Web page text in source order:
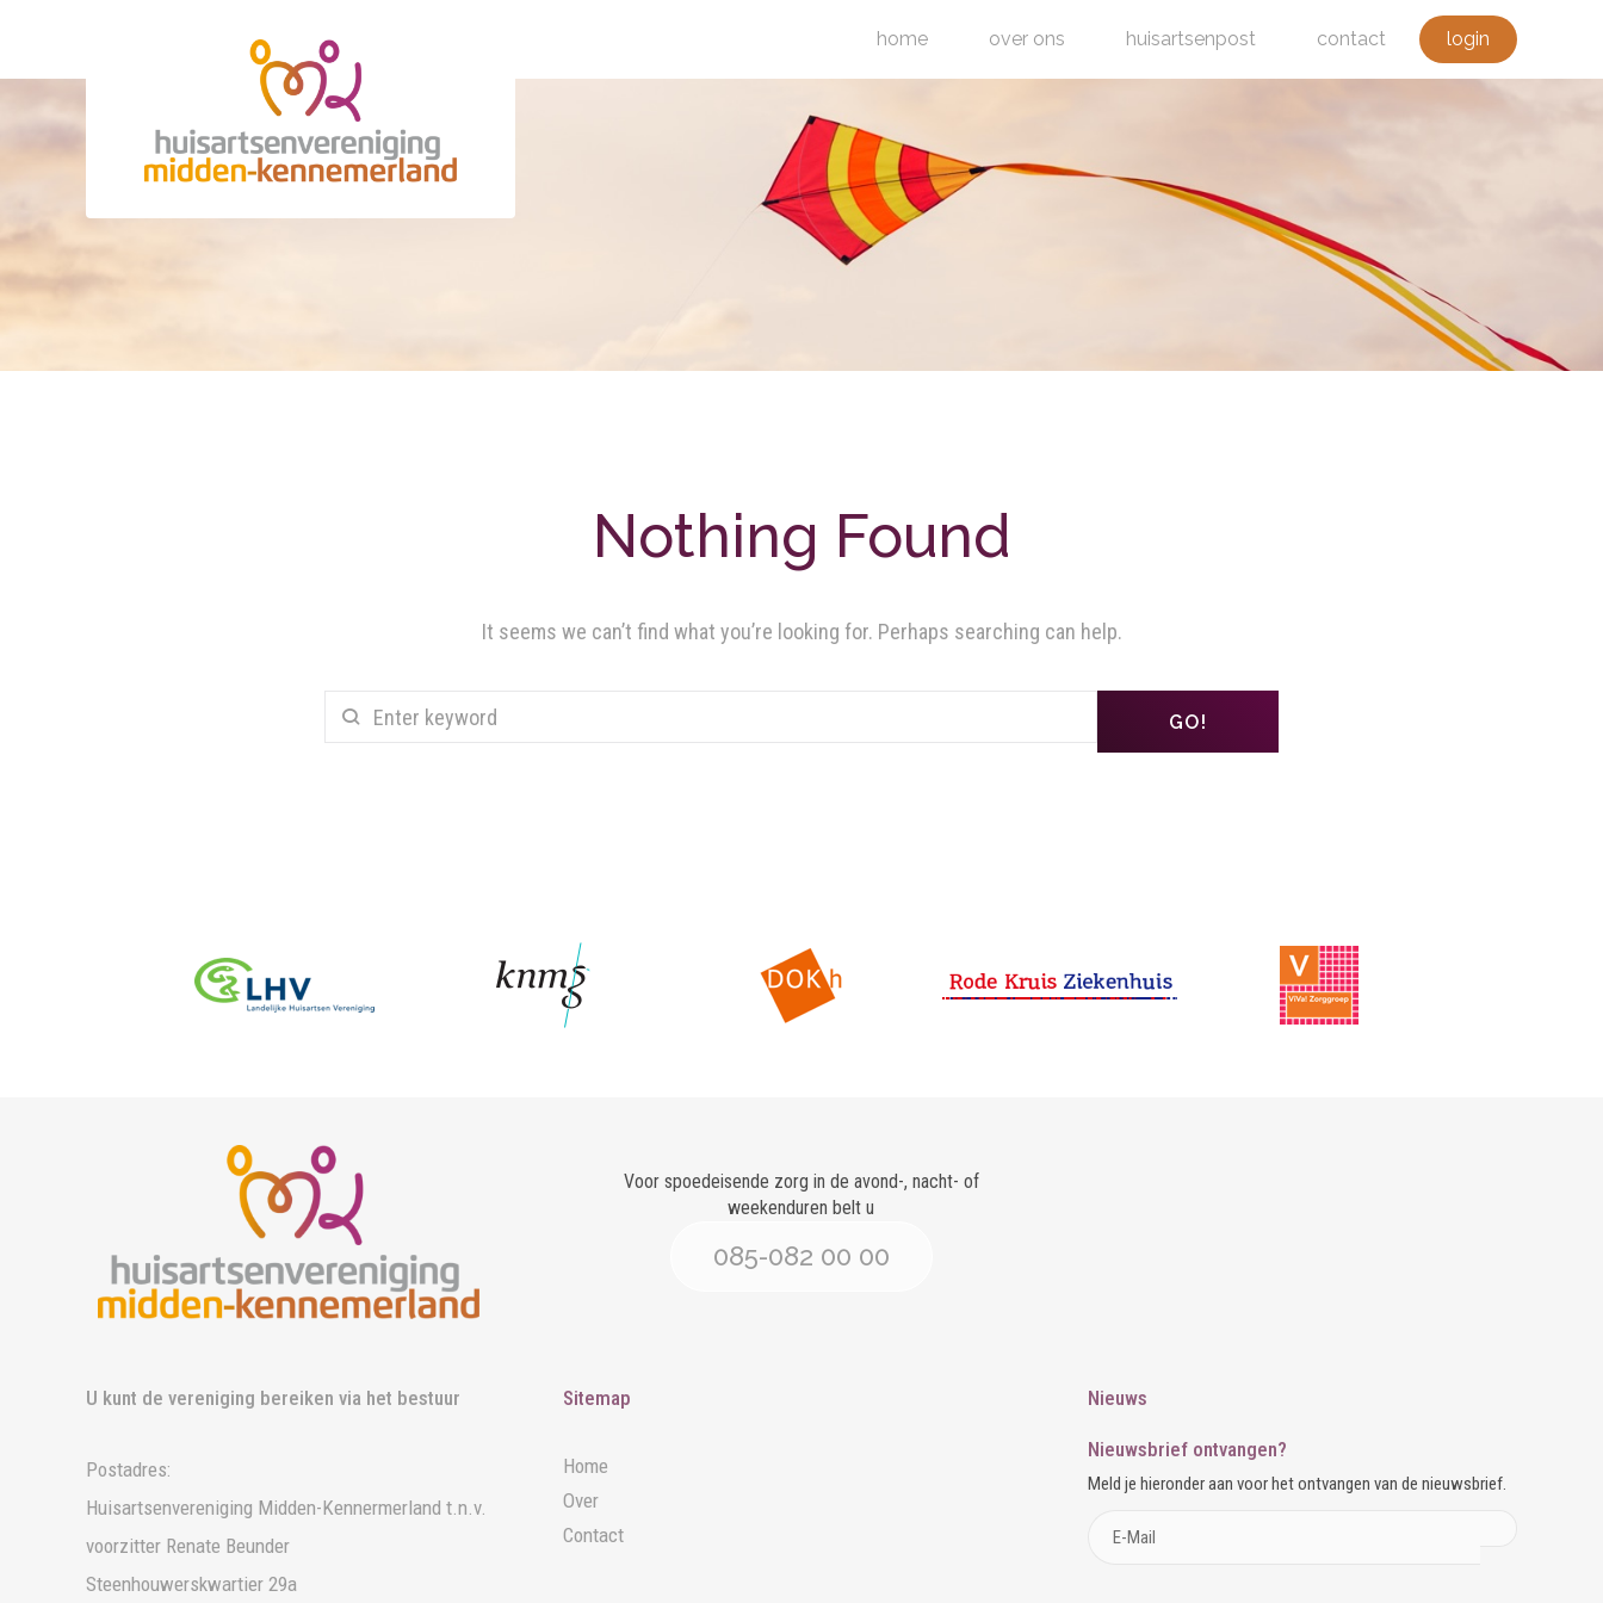
home over ons huisartsenpost contact login
Nothing Found
It seems we can’t find what you’re looking for. Perhaps searching can help.
GO!
Voor spoedeisende zorg in de avond-, nacht- of
weekenduren belt u
085-082 00 00
U kunt de vereniging bereiken via het bestuur
Postadres:
Huisartsenvereniging Midden-Kennermerland t.n.v.
voorzitter Renate Beunder
Steenhouwerskwartier 29a
Sitemap
Home
Over
Contact
Nieuws
Nieuwsbrief ontvangen?
Meld je hieronder aan voor het ontvangen van de nieuwsbrief.